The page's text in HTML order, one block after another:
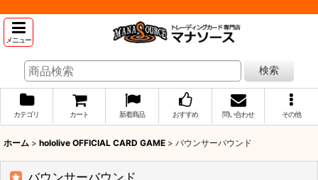
メニュー
検索
カテゴリ カート 新着商品 おすすめ 問い合わせ その他
ホーム > hololive OFFICIAL CARD GAME > バウンサーバウンド
バウンサーバウンド